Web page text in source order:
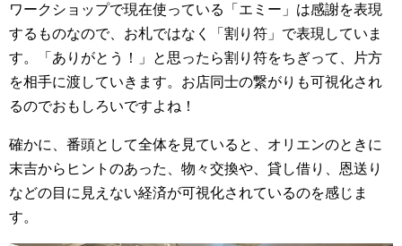
ワークショップで現在使っている「エミー」は感謝を表現
するものなので、お札ではなく「割り符」で表現していま
す。「ありがとう！」と思ったら割り符をちぎって、片方
を相手に渡していきます。お店同士の繋がりも可視化され
るのでおもしろいですよね！
確かに、番頭として全体を見ていると、オリエンのときに
末吉からヒントのあった、物々交換や、貸し借り、恩送り
などの目に見えない経済が可視化されているのを感じま
す。